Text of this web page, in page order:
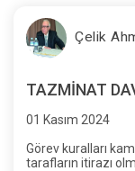
Çelik
TAZMİNAT
01 Kasım 2024
Görev kuralları
tarafların itirazı